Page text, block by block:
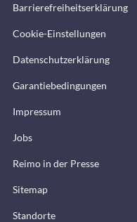
Barrierefreiheitserklärung
Cookie-Einstellungen
Datenschutzerklärung
Garantiebedingungen
Impressum
Jobs
Reimo in der Presse
Sitemap
Standorte